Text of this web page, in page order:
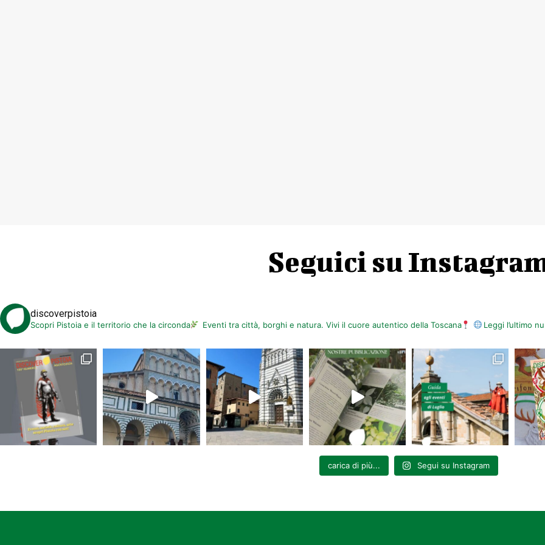
Seguici su
discoverpistoia
Scopri Pistoia e il territorio che la circonda Eventi tra città, borghi e natura. Vivi il cuore autentico della Toscana Leggi l’ultimo
carica di più... Segui su Instagram